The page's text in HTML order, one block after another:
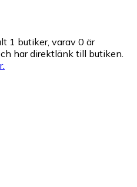
1 butiker, varav 0 är
har direktlänk till butiken.